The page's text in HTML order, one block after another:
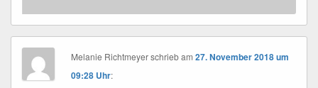
Melanie Richtmeyer schriebam27. November 2018 um
09:28 Uhr: